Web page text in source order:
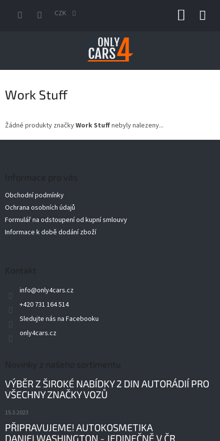
CZK
Work Stuff
Žádné produkty značkyWork Stuffnebyly nalezeny...
Informace pro vás
Obchodní podmínky
Ochrana osobních údajů
Formulář na odstoupení od kupní smlouvy
Informace k době dodání zboží
Kontakt
info@only4cars.cz
+420 731 164 514
Sledujte nás na Facebooku
only4cars.cz
Novinky z našeho sortimentu
VÝBĚR Z ŠIROKÉ NABÍDKY 2 DIN AUTORÁDIÍ PRO
VŠECHNY ZNAČKY VOZŮ
15.3.2023
PŘIPRAVUJEME! AUTOKOSMETIKA
DANIELWASHINGTON - JEDINEČNĚ V ČR